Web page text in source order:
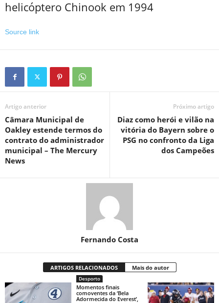
helicóptero Chinook em 1994
Source link
Artigo anterior
Câmara Municipal de
Oakley estende termos do
contrato do administrador
municipal – The Mercury
News
Próximo artigo
Diaz como herói e vilão na
vitória do Bayern sobre o
PSG no confronto da Liga
dos Campeões
Fernando Costa
ARTIGOS RELACIONADOS Mais do autor
Desporto
Momentos finais
comoventes da ‘Bela
Adormecida do Everest’,